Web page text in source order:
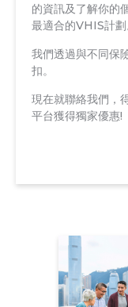
的資訊及了解你的
最適合的VHIS計劃
我們透過與不同保
扣。
現在就聯絡我們，
平台獲得獨家優惠!